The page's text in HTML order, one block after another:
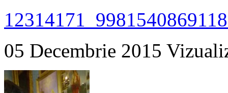
05 Decembrie 2015